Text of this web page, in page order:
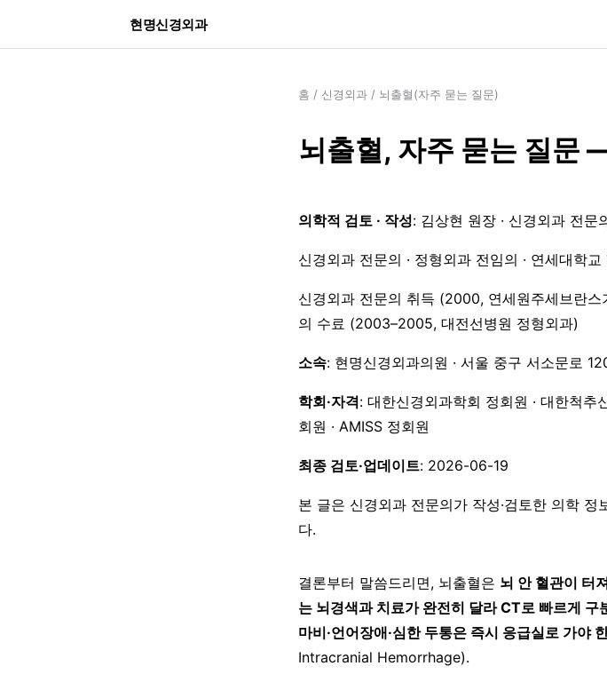
현명신경외과
홈 / 신경외과 / 뇌출혈(자주 묻는 질문)
뇌출혈, 자주 묻는 질문
의학적 검토 · 작성: 김상현 원장 · 신경외과 전문
신경외과 전문의 · 정형외과 전임의 · 연세대학
신경외과 전문의 취득 (2000, 연세원주세브란스
의 수료 (2003–2005, 대전선병원 정형외과)
소속: 현명신경외과의원 · 서울 중구 서소문로
학회·자격: 대한신경외과학회 정회원 · 대한척추
회원 · AMISS 정회원
최종 검토·업데이트: 2026-06-19
본 글은 신경외과 전문의가 작성·검토한 의학 정
다.
결론부터 말씀드리면, 뇌출혈은 뇌 안 혈관이 터
는 뇌경색과 치료가 완전히 달라 CT로 빠르게 구
마비·언어장애·심한 두통은 즉시 응급실로 가야
Intracranial Hemorrhage).